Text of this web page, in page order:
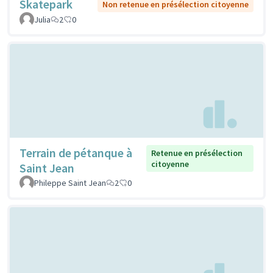
Skatepark
Non retenue en présélection citoyenne
Julia
2 0
Terrain de pétanque à
Saint Jean
Retenue en présélection
citoyenne
Phileppe Saint Jean
2 0